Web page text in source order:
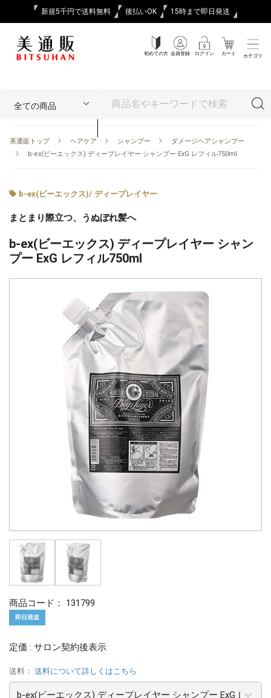
新規5千円で送料無料 後払いOK 15時まで即日発送
初めての方 会員登録 ログイン カート カテゴリ
美通販トップ ヘアケア シャンプー
ダメージヘアシャンプー
b-ex(ビーエックス) ディープレイヤー シャンプー ExG レフィル750ml
b-ex(ビーエックス)/ ディープレイヤー
まとまり際立つ、うぬぼれ髪へ
b-ex(ビーエックス) ディープレイヤー シャン
プー ExG レフィル750ml
商品コード： 131799
即日発送
定価 : サロン契約後表示
送料： 送料について詳しくはこちら